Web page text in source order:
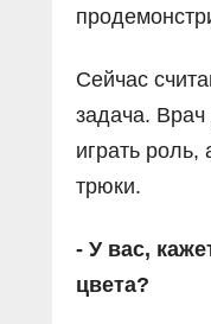
Сейчас
задача. Врач
играть роль,
трюки.
- У вас,
цвета?